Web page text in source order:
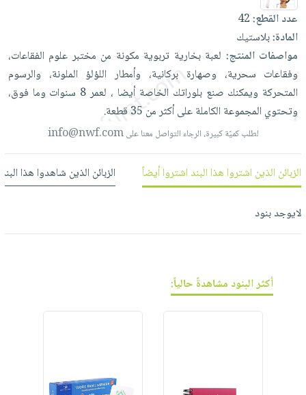
العناية
بالأسنان
الحمية
والتغذية
أدوات
المائدة
الأوعية
والتخزين
أدوات
المطبخ
الأكثر
مبيعاً
العودة
للمدارس
اكسسوارات
كتب
اكسسوارات
اكسسوارات
ملابس
مطرزات
حقائب
عناية
بالذات
صابون
شحن
مجاني
بنود
مختارة
اشتراكات
كل
الاشتراكات
القراءة
iKitab
حدود
بحث
نيل
الشركة
فيديوهات
حسابك
الأمنيات
عدد القطع:42
المادة:بلاستيك
مواصفات المنتج: لعبةبخارية تربوية مكونة من مختبر علوم الفقاعات،
وفقاعات سحرية، وصهارةبركانية، وأمطار اللؤلؤ الملونة، والرسوم
المتحركة ويمكنك صنعبلوراتك الخاصةأيضا ، لعمر8 سنوات وما فوق،
وتحتوي المجموعة الكاملةعلىأكثرمن 35 قطعة.
لطلب كميّة كبيرة، الرجاء التواصل معنا علىinfo@nwf.com
الزبائن الذين اشتروا هذا البند اشتروا أيضاً الزبائن الذين شاهدوا هذا
لايوجد بنود
أكثر البنود مشاهدةً حالياً: